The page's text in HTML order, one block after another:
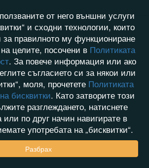
от него външни услуги
и сходни технологии, които
правилното му функциониране
целите, посочени в Политиката
. За повече информация или ако
съгласието си за някои или
моля, прочетете Политиката
бисквитки. Като затворите този
разглеждането, натиснете
или по друг начин навигирате в
употребата на „бисквитки“.
Разбрах